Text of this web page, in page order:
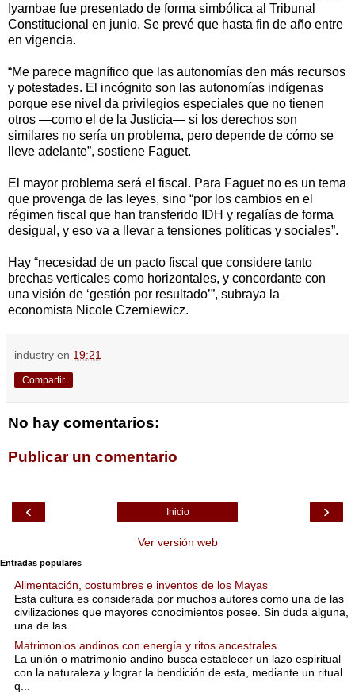
Iyambae fue presentado de forma simbólica al Tribunal
Constitucional en junio. Se prevé que hasta fin de año entre
en vigencia.
“Me parece magnífico que las autonomías den más recursos
y potestades. El incógnito son las autonomías indígenas
porque ese nivel da privilegios especiales que no tienen
otros —como el de la Justicia— si los derechos son
similares no sería un problema, pero depende de cómo se
lleve adelante”, sostiene Faguet.
El mayor problema será el fiscal. Para Faguet no es un tema
que provenga de las leyes, sino “por los cambios en el
régimen fiscal que han transferido IDH y regalías de forma
desigual, y eso va a llevar a tensiones políticas y sociales”.
Hay “necesidad de un pacto fiscal que considere tanto
brechas verticales como horizontales, y concordante con
una visión de ‘gestión por resultado’”, subraya la
economista Nicole Czerniewicz.
industry en 19:21
Compartir
No hay comentarios:
Publicar un comentario
‹ ›
Inicio
Ver versión web
Entradas populares
Alimentación, costumbres e inventos de los Mayas
Esta cultura es considerada por muchos autores como una de las
civilizaciones que mayores conocimientos posee. Sin duda alguna,
una de las...
Matrimonios andinos con energía y ritos ancestrales
La unión o matrimonio andino busca establecer un lazo espiritual
con la naturaleza y lograr la bendición de esta, mediante un ritual
q...